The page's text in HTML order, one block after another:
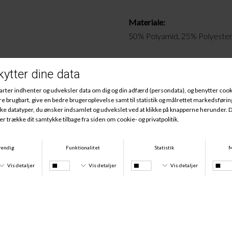
Materiale:
50% Polyamid, 25%